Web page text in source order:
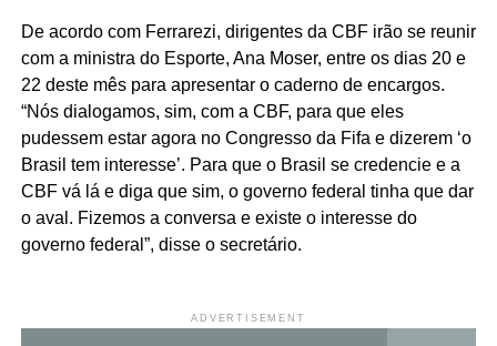
De acordo com Ferrarezi, dirigentes da CBF irão se reunir
com a ministra do Esporte, Ana Moser, entre os dias 20 e
22 deste mês para apresentar o caderno de encargos.
“Nós dialogamos, sim, com a CBF, para que eles
pudessem estar agora no Congresso da Fifa e dizerem ‘o
Brasil tem interesse’. Para que o Brasil se credencie e a
CBF vá lá e diga que sim, o governo federal tinha que dar
o aval. Fizemos a conversa e existe o interesse do
governo federal”, disse o secretário.
ADVERTISEMENT